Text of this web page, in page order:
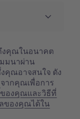
งคุณในอนาคต
มนาผ่าน
คุณอาจสนใจ ดัง
ากคุณเพื่อการ
องคุณและวิธีที่
ของคุณได้ใน